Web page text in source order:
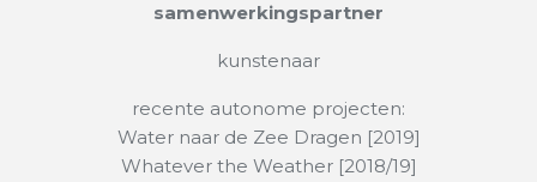
samenwerkingspartner
kunstenaar
recente autonome projecten:
Water naar de Zee Dragen [2019]
Whatever the Weather [2018/19]